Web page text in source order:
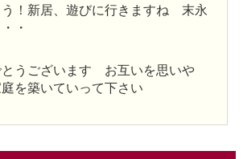
！新居、遊びに行きますね 末永
・
とうございます お互いを思いや
を築いていって下さい